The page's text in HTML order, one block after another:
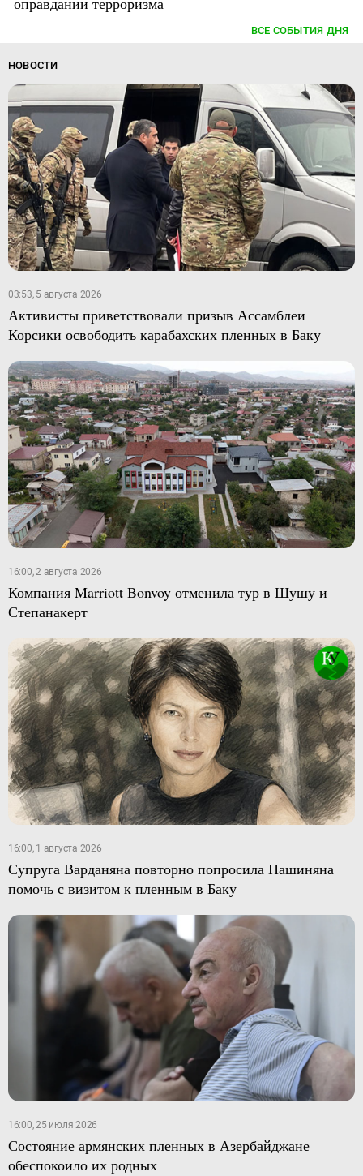
ВСЕ СОБЫТИЯ ДНЯ
НОВОСТИ
03:53, 5 августа 2026
Активисты приветствовали призыв Ассамблеи
Корсики освободить карабахских пленных в Баку
16:00, 2 августа 2026
Компания Marriott Bonvoy отменила тур в Шушу и
Степанакерт
16:00, 1 августа 2026
Супруга Варданяна повторно попросила Пашиняна
помочь с визитом к пленным в Баку
16:00, 25 июля 2026
Состояние армянских пленных в Азербайджане
обеспокоило их родных